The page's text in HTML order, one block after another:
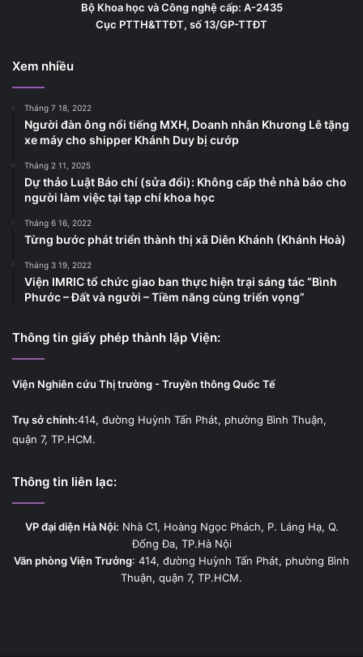
Bộ Khoa học và Công nghệ cấp: A-2435
Cục PTTH&TTĐT, số 13/GP-TTĐT
Xem nhiều
Tháng 7 18, 2022
Người đàn ông nổi tiếng MXH, Doanh nhân Khương Lê tặng
xe máy cho shipper Khánh Duy bị cướp
Tháng 2 11, 2025
Dự thảo Luật Báo chí (sửa đổi): Không cấp thẻ nhà báo cho
người làm việc tại tạp chí khoa học
Tháng 6 16, 2022
Từng bước phát triển thành thị xã Diên Khánh (Khánh Hoà)
Tháng 3 19, 2022
Viện IMRIC tổ chức giao ban thực hiện trại sáng tác “Bình
Phước – Đất và người – Tiềm năng cùng triển vọng”
Thông tin giấy phép thành lập Viện:
Viện Nghiên cứu Thị trường - Truyền thông Quốc Tế
Trụ sở chính:414, đường Huỳnh Tấn Phát, phường Bình Thuận,
quận 7, TP.HCM.
Thông tin liên lạc:
VP đại diện Hà Nội: Nhà C1, Hoàng Ngọc Phách, P. Láng Hạ, Q.
Đống Đa, TP.Hà Nội
Văn phòng Viện Trưởng: 414, đường Huỳnh Tấn Phát, phường Bình
Thuận, quận 7, TP.HCM.